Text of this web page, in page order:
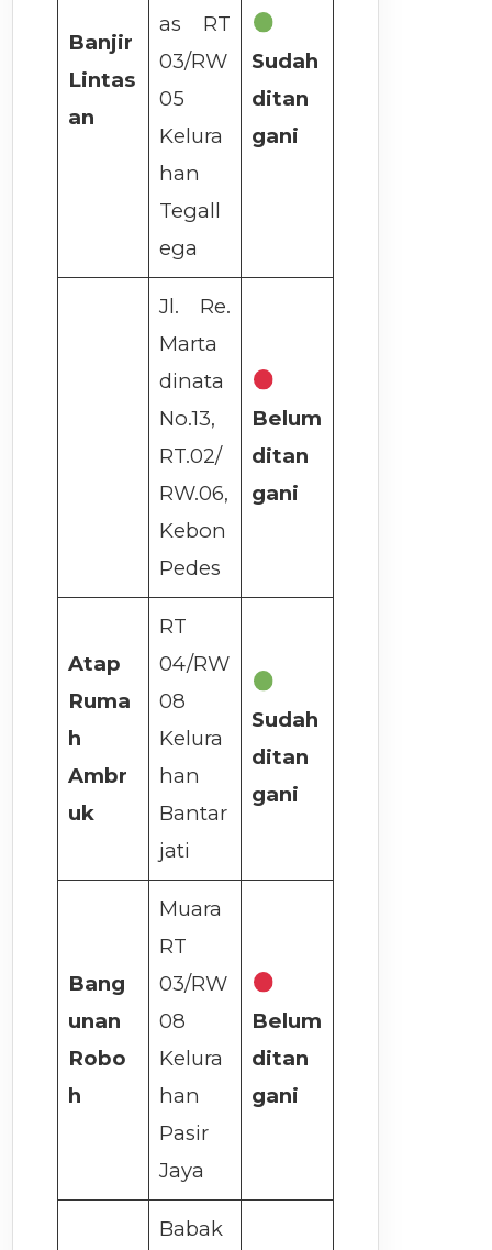
Banjir
Lintas
an
as RT
03/RW
05
Kelura
han
Tegall
ega
Sudah
ditan
gani
Jl. Re.
Marta
dinata
No.13,
RT.02/
RW.06,
Kebon
Pedes
Belum
ditan
gani
Atap
Ruma
h
Ambr
uk
RT
04/RW
08
Kelura
han
Bantar
jati
Sudah
ditan
gani
Bang
unan
Robo
h
Muara
RT
03/RW
08
Kelura
han
Pasir
Jaya
Belum
ditan
gani
Babak